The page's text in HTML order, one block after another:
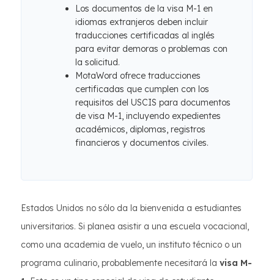
Los documentos de la visa M-1 en
idiomas extranjeros deben incluir
traducciones certificadas al inglés
para evitar demoras o problemas con
la solicitud.
MotaWord ofrece traducciones
certificadas que cumplen con los
requisitos del USCIS para documentos
de visa M-1, incluyendo expedientes
académicos, diplomas, registros
financieros y documentos civiles.
Estados Unidos no sólo da la bienvenida a estudiantes
universitarios. Si planea asistir a una escuela vocacional,
como una academia de vuelo, un instituto técnico o un
programa culinario, probablemente necesitará la visa M-